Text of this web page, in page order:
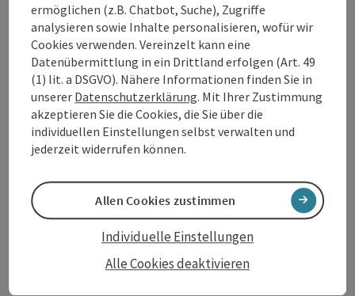
Kontakt
Öffnungszeiten
Anreise/Lage
Eignung
Barrierefreiheit
ermöglichen (z.B. Chatbot, Suche), Zugriffe
analysieren sowie Inhalte personalisieren, wofür wir
Cookies verwenden. Vereinzelt kann eine
Datenübermittlung in ein Drittland erfolgen (Art. 49
(1) lit. a DSGVO). Nähere Informationen finden Sie in
unserer Datenschutzerklärung. Mit Ihrer Zustimmung
akzeptieren Sie die Cookies, die Sie über die
individuellen Einstellungen selbst verwalten und
jederzeit widerrufen können.
Alle Cookies deaktivieren
Individuelle Einstellungen
Allen Cookies zustimmen